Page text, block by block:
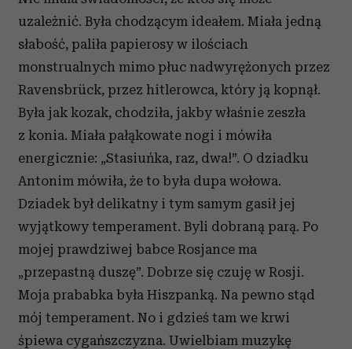
uzależnić. Była chodzącym ideałem. Miała jedną
słabość, paliła papierosy w ilościach
monstrualnych mimo płuc nadwyrężonych przez
Ravensbrück, przez hitlerowca, który ją kopnął.
Była jak kozak, chodziła, jakby właśnie zeszła
z konia. Miała pałąkowate nogi i mówiła
energicznie: „Stasiuńka, raz, dwa!”. O dziadku
Antonim mówiła, że to była dupa wołowa.
Dziadek był delikatny i tym samym gasił jej
wyjątkowy temperament. Byli dobraną parą. Po
mojej prawdziwej babce Rosjance ma
„przepastną duszę”. Dobrze się czuję w Rosji.
Moja prababka była Hiszpanką. Na pewno stąd
mój temperament. No i gdzieś tam we krwi
śpiewa cygańszczyzna. Uwielbiam muzykę